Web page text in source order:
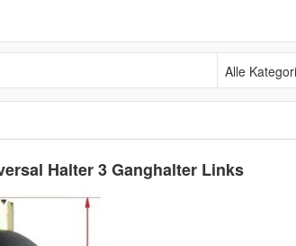
Alle Kategorien
Halter 3 Ganghalter Links